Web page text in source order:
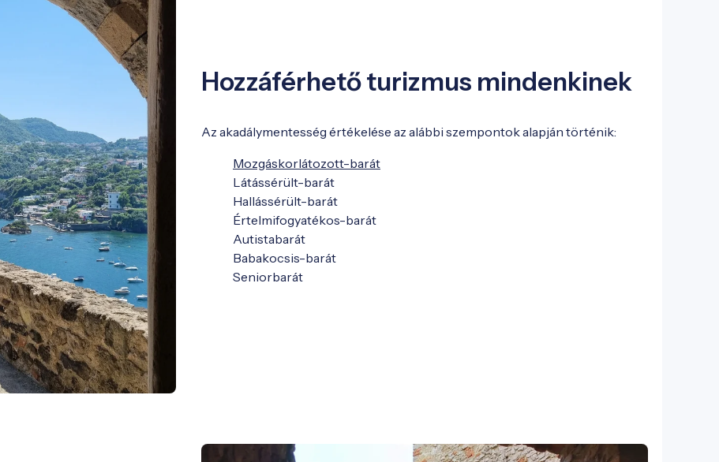
Hozzáférhető turizmus mindenkinek
Az akadálymentesség értékelése az alábbi szempontok alapján történik:
Mozgáskorlátozott-barát
Látássérült-barát
Hallássérült-barát
Értelmifogyatékos-barát
Autistabarát
Babakocsis-barát
Seniorbarát